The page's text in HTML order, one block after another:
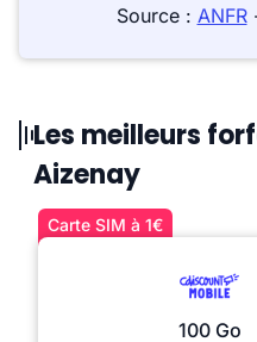
Source : ANFR
Les meilleurs
Aizenay
Carte SIM à 1€
100 Go